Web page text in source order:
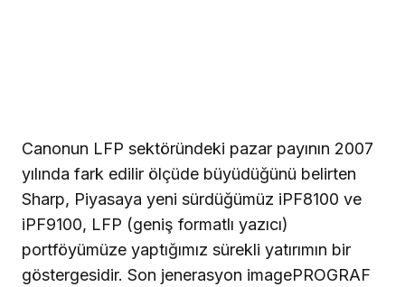
Canonun LFP sektöründeki pazar payının 2007
yılında fark edilir ölçüde büyüdüğünü belirten
Sharp, Piyasaya yeni sürdüğümüz iPF8100 ve
iPF9100, LFP (geniş formatlı yazıcı)
portföyümüze yaptığımız sürekli yatırımın bir
göstergesidir. Son jenerasyon imagePROGRAF